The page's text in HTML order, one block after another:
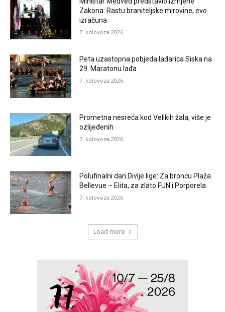
Zakona: Rastu braniteljske mirovine, evo
izračuna
7. kolovoza 2026.
Peta uzastopna pobjeda lađarica Siska na
29. Maratonu lađa
7. kolovoza 2026.
Prometna nesreća kod Velikih žala, više je
ozlijeđenih
7. kolovoza 2026.
Polufinalni dan Divlje lige: Za broncu Plaža
Bellevue – Elita, za zlato FUN i Porporela
7. kolovoza 2026.
Load more